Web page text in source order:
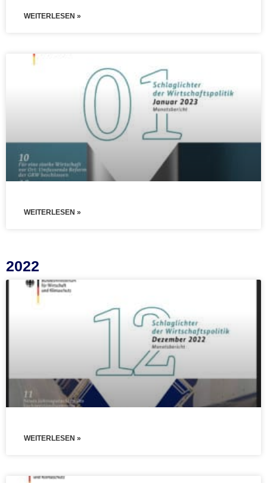
WEITERLESEN »
WEITERLESEN »
2022
WEITERLESEN »